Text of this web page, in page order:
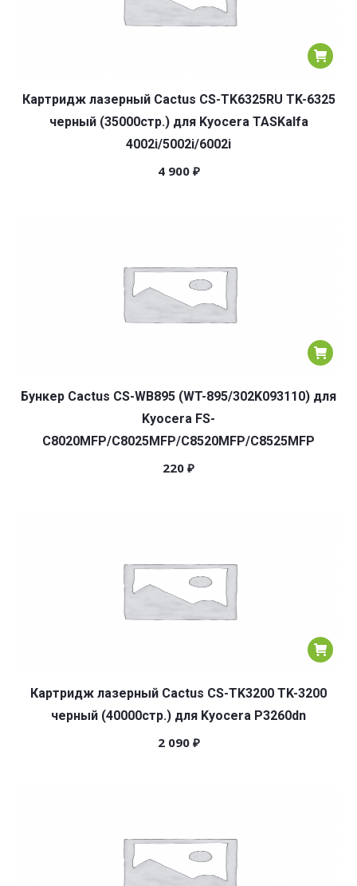
Картридж лазерный Cactus CS-TK6325RU TK-6325
черный (35000стр.) для Kyocera TASKalfa
4002i/5002i/6002i
4 900 ₽
Бункер Cactus CS-WB895 (WT-895/302K093110) для
Kyocera FS-
C8020MFP/C8025MFP/C8520MFP/C8525MFP
220 ₽
Картридж лазерный Cactus CS-TK3200 TK-3200
черный (40000стр.) для Kyocera P3260dn
2 090 ₽